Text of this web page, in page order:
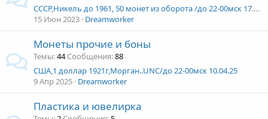
СССР,Никель до 1961, 50 монет из оборота /до 22-00мск 17.06.23
15 Июн 2023 Dreamworker
Монеты прочие и боны
Темы 44 Сообщения 88
США,1 доллар 1921г,Морган..UNC/до 22-00мск 10.04.25
9 Апр 2025 Dreamworker
Пластика и ювелирка